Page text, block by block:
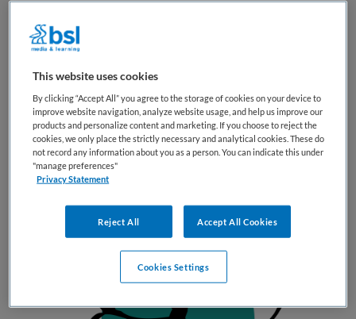
Vacature niet beschikbaar
Deze vacature Huisarts of ANIOS Rintveld Eetstoornissen
bij Altrecht is niet meer actueel. Hieronder staan enkele
vergelijkbare vacatures die voor u wellicht interessant zijn.
This website uses cookies
By clicking “Accept All” you agree to the storage of cookies on your device to
improve website navigation, analyze website usage, and help us improve our
products and personalize content and marketing. If you choose to reject the
cookies, we only place the strictly necessary and analytical cookies. These do
not record any information about you as a person. You can indicate this under
"manage preferences"
Privacy Statement
Reject All Accept All Cookies
Cookies Settings